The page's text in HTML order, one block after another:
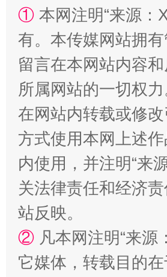
解纷+调解+退费，一次搞定
站台名比不上好声名
① 本网注明“来源：
有。本传媒网站拥
留言在本网站内容
所属网站的一切权
在网站内转载或修
方式使用本网上述
内使用，并注明“来
关法律责任和经济
站反映。
② 凡本网注明“来
它媒体，转载目的